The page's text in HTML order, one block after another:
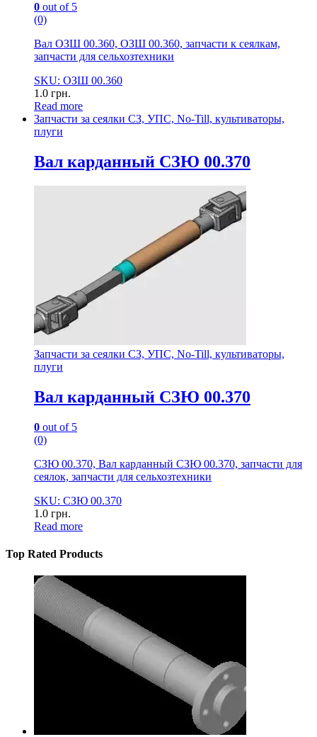
0 out of 5
(0)
Вал ОЗШ 00.360, ОЗШ 00.360, запчасти к сеялкам,
запчасти для сельхозтехники
SKU: ОЗШ 00.360
1.0 грн.
Read more
Запчасти за сеялки СЗ, УПС, No-Till, культиваторы,
плуги
Вал карданный СЗЮ 00.370
Запчасти за сеялки СЗ, УПС, No-Till, культиваторы,
плуги
Вал карданный СЗЮ 00.370
0 out of 5
(0)
СЗЮ 00.370, Вал карданный СЗЮ 00.370, запчасти для
сеялок, запчасти для сельхозтехники
SKU: СЗЮ 00.370
1.0 грн.
Read more
Top Rated Products